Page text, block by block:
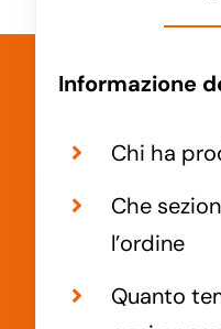
Informazione
Chi ha
Che
l’ordine
Quanto